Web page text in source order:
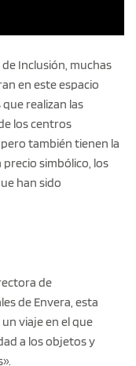
Inclusión, muchas
en este espacio
realizan las
los centros
también tienen la
simbólico, los
han sido
de
de Envera, esta
viaje en el que
a los objetos y